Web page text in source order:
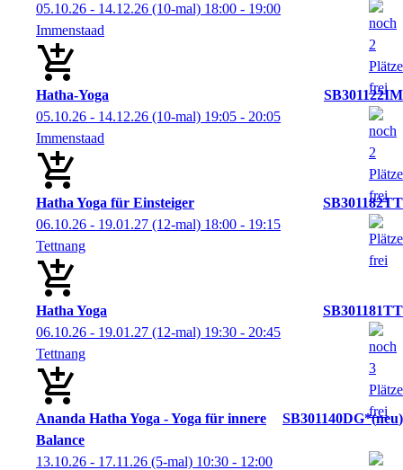
05.10.26 - 14.12.26 (10-mal) 18:00 - 19:00
Immenstaad
Hatha-Yoga
SB301122IM
05.10.26 - 14.12.26 (10-mal) 19:05 - 20:05
Immenstaad
Hatha Yoga für Einsteiger
SB301182TT
06.10.26 - 19.01.27 (12-mal) 18:00 - 19:15
Tettnang
Hatha Yoga
SB301181TT
06.10.26 - 19.01.27 (12-mal) 19:30 - 20:45
Tettnang
Ananda Hatha Yoga - Yoga für innere
Balance
SB301140DG* neu
13.10.26 - 17.11.26 (5-mal) 10:30 - 12:00